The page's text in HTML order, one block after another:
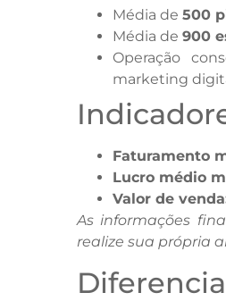
Média de500
Média de900
Operação
marketing
Faturamento
Lucro médio
Valor de
As informações
realize sua própria